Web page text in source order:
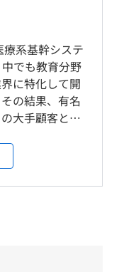
）子どものため
）
コミュニケーショ
Test）」の実施
を実施。
en/
対象の日本語能力
はリモート勤務
観に行く」「今日
だけしか働かな
にあわせて、メリ
働き方をしていた
う場所を含む）
系基幹システ
でも教育分野
に特化して開
の結果、有名
大手顧客との
歯科医療の分
いないため、
メインです
ォーム
席自動配当サ